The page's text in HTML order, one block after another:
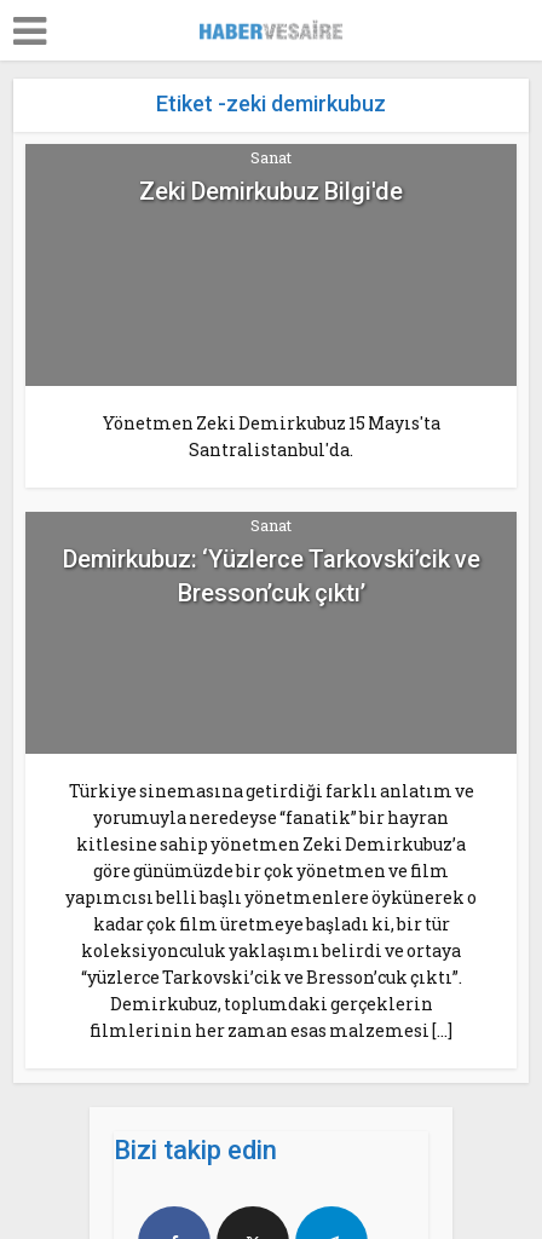
Etiket -zeki demirkubuz
Sanat
Zeki Demirkubuz Bilgi'de
Yönetmen Zeki Demirkubuz 15 Mayıs'ta
Santralistanbul'da.
Sanat
Demirkubuz: ‘Yüzlerce Tarkovski’cik ve
Bresson’cuk çıktı’
Türkiye sinemasına getirdiği farklı anlatım ve
yorumuyla neredeyse “fanatik” bir hayran
kitlesine sahip yönetmen Zeki Demirkubuz’a
göre günümüzde bir çok yönetmen ve film
yapımcısı belli başlı yönetmenlere öykünerek o
kadar çok film üretmeye başladı ki, bir tür
koleksiyonculuk yaklaşımı belirdi ve ortaya
“yüzlerce Tarkovski’cik ve Bresson’cuk çıktı”.
Demirkubuz, toplumdaki gerçeklerin
filmlerinin her zaman esas malzemesi […]
Bizi takip edin